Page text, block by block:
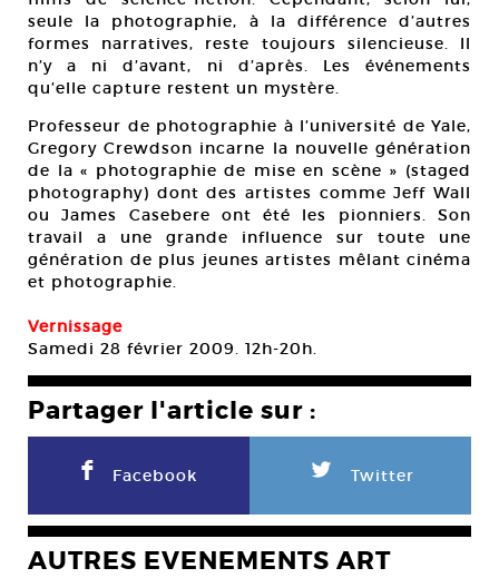
seule la photographie, à la différence d’autres
formes narratives, reste toujours silencieuse. Il
n’y a ni d’avant, ni d’après. Les événements
qu’elle capture restent un mystère.
Professeur de photographie à l’université de Yale,
Gregory Crewdson incarne la nouvelle génération
de la « photographie de mise en scène » (staged
photography) dont des artistes comme Jeff Wall
ou James Casebere ont été les pionniers. Son
travail a une grande influence sur toute une
génération de plus jeunes artistes mêlant cinéma
et photographie.
Vernissage
Samedi 28 février 2009. 12h-20h.
Partager l'article sur :
F Facebook L Twitter
AUTRES EVENEMENTS ART